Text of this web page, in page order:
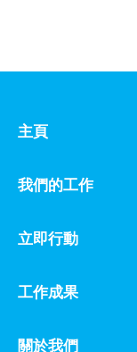
主頁
我們的工作
立即行動
工作成果
關於我們